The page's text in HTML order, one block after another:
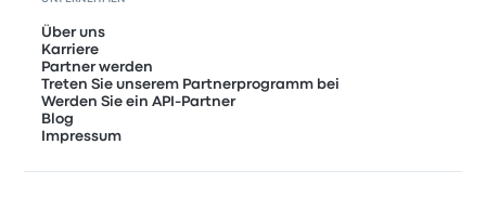
Über uns
Karriere
Partner werden
Treten Sie unserem Partnerprogramm bei
Werden Sie ein API-Partner
Blog
Impressum